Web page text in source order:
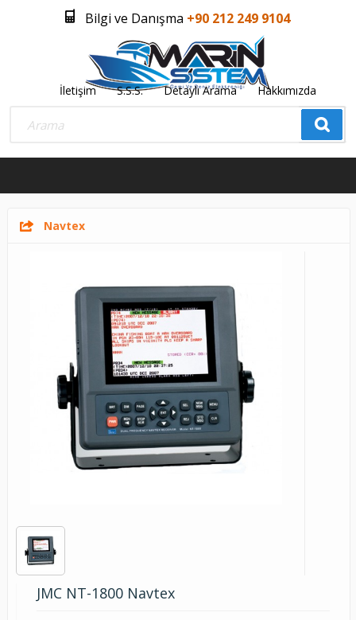
Bilgi ve Danışma +90 212 249 9104
İletişim S.S.S. Detaylı Arama Hakkımızda
Üye Girişi Üye Olmak İstiyorum
Navtex
JMC NT-1800 Navtex